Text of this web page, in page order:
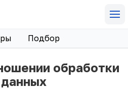
Подбор
обработки